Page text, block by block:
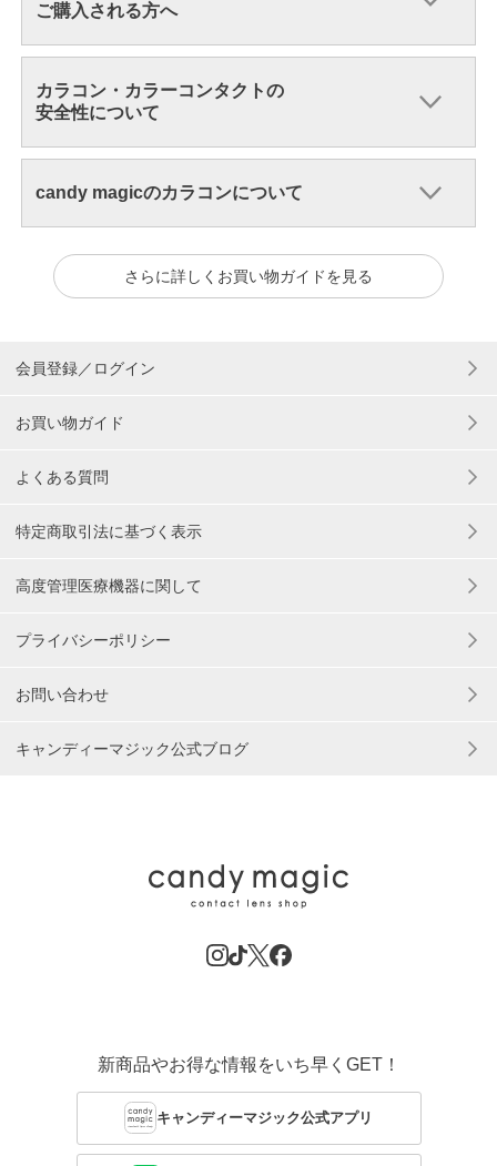
ご購入される方へ
カラコン・カラーコンタクトの
安全性について
candy magicのカラコンについて
さらに詳しくお買い物ガイドを見る
会員登録／ログイン
お買い物ガイド
よくある質問
特定商取引法に基づく表示
高度管理医療機器に関して
プライバシーポリシー
お問い合わせ
キャンディーマジック公式ブログ
新商品やお得な情報をいち早くGET！
キャンディーマジック公式アプリ